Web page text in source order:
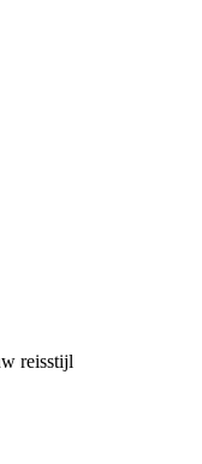
reisstijl